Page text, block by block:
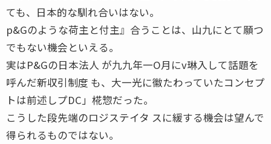
ても、日本的な馴れ合いはない。
p&Gのような荷主と付主』合うことは、山九にとて願つ
でもない機会といえる。
実はP&Gの日本法人 が九九年一O月にv琳入して話題を
呼んだ新収引制度 も、大一光に徽たわっていたコンセプ
トは前述しプDC」椛惣だった。
こうした段先端のロジステイタ スに緩する機会は望んで
得られるものではない。